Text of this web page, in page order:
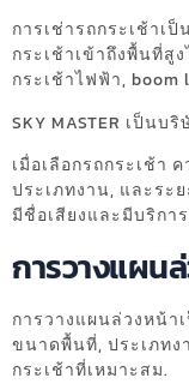
การเช่ารถกระเช้าเ
กระเช้าเข้าถึงพื้นที่สู
กระเช้าไฟฟ้า,
SKY MASTER เป็นบ
เมื่อเลือกรถกระเช้า
ประเภทงาน, และระ
มีชื่อเสียงและมีบริกา
การวางแผน
การวางแผนล่วงหน้
ขนาดพื้นที่, ประเภทง
กระเช้าที่เหมาะสม.